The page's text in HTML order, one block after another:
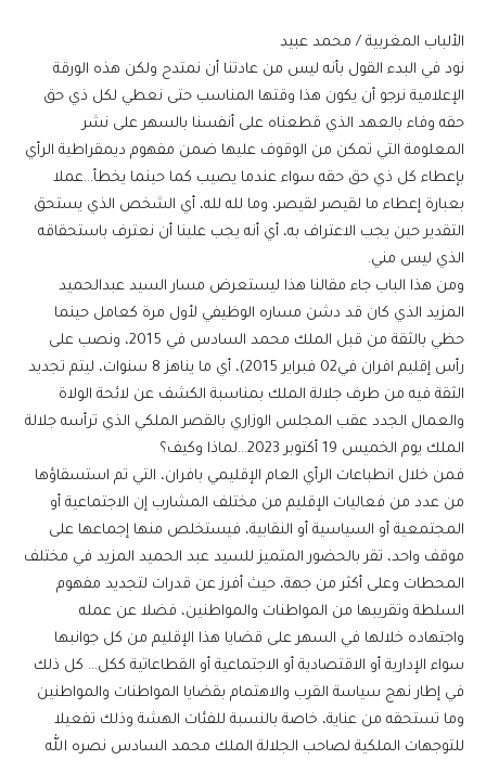
الألباب المغربية / محمد عبيد
نود في البدء القول بأنه ليس من عادتنا أن نمتدح ولكن هذه الورقة
الإعلامية نرجو أن يكون هذا وقتها المناسب حتى نعطي لكل ذي حق
حقه وفاء بالعهد الذي قطعناه على أنفسنا بالسهر على نشر
المعلومة التي تمكن من الوقوف عليها ضمن مفهوم ديمقراطية الرأي
بإعطاء كل ذي حق حقه سواء عندما يصيب كما حينما يخطأ…عملا
بعبارة إعطاء ما لقيصر لقيصر، وما لله لله، أي الشخص الذي يستحق
التقدير حين يجب الاعتراف به، أي أنه يجب علينا أن نعترف باستحقاقه
الذي ليس مني.
ومن هذا الباب جاء مقالنا هذا ليستعرض مسار السيد عبدالحميد
المزيد الذي كان قد دشن مساره الوظيفي لأول مرة كعامل حينما
حظي بالثقة من قبل الملك محمد السادس في 2015، ونصب على
رأس إقليم افران في02 فبراير 2015)، أي ما يناهز 8 سنوات، ليتم تجديد
الثقة فيه من طرف جلالة الملك بمناسبة الكشف عن لائحة الولاة
والعمال الجدد عقب المجلس الوزاري بالقصر الملكي الذي ترأسه جلالة
الملك يوم الخميس 19 أكتوبر 2023…لماذا وكيف؟
فمن خلال انطباعات الرأي العام الإقليمي بافران، التي تم استسقاؤها
من عدد من فعاليات الإقليم من مختلف المشارب إن الاجتماعية أو
المجتمعية أو السياسية أو النقابية، فيستخلص منها إجماعها على
موقف واحد، تقر بالحضور المتميز للسيد عبد الحميد المزيد في مختلف
المحطات وعلى أكثر من جهة، حيث أفرز عن قدرات لتجديد مفهوم
السلطة وتقريبها من المواطنات والمواطنين، فضلا عن عمله
واجتهاده خلالها في السهر على قضايا هذا الإقليم من كل جوانبها
سواء الإدارية أو الاقتصادية أو الاجتماعية أو القطاعاتية ككل… كل ذلك
في إطار نهج سياسة القرب والاهتمام بقضايا المواطنات والمواطنين
وما تستحقه من عناية، خاصة بالنسبة للفئات الهشة وذلك تفعيلا
للتوجهات الملكية لصاحب الجلالة الملك محمد السادس نصره الله